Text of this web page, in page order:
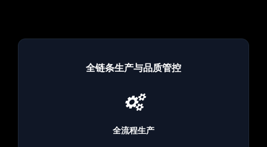
全链条生产与品质管控
全流程生产